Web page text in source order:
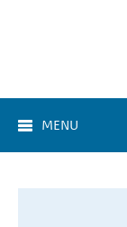
MENU